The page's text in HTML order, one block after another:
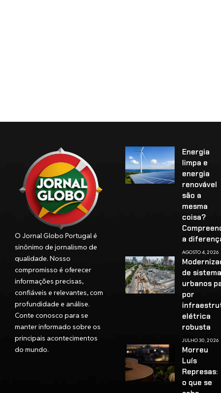
O Jornal Globo Portugal é
sinônimo de jornalismo de
qualidade. Nosso
compromisso é oferecer
informações precisas,
confiáveis e relevantes, com
profundidade e análise.
Conte conosco para se
manter informado sobre os
principais acontecimentos
do mundo.
Energia
limpa e
energia
renovável
são a
mesma
coisa?
a
AGOSTO 4, 2026
de
urbanos
por
elétrica
robusta
JULHO 30, 2026
Morreu
Luís
Represas:
o que se